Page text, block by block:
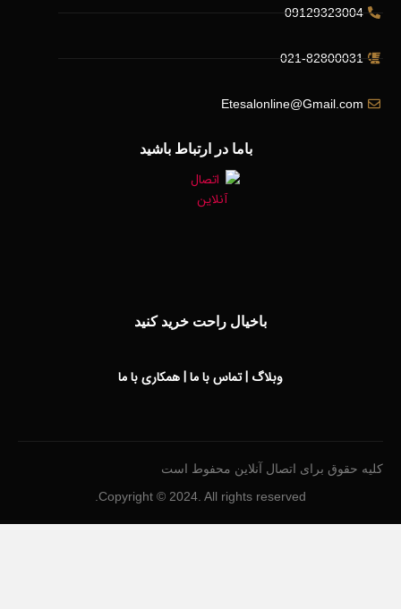
09129323004
021-82800031
Etesalonline@Gmail.com
باما در ارتباط باشید
باخیال راحت خرید کنید
وبلاگ |تماس با ما|همکاری با ما
کلیه حقوق برای اتصال آنلاین محفوط است
Copyright © 2024. All rights reserved.